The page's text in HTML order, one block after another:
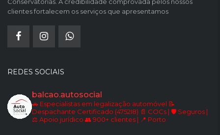
Conservatórias. A credibilidade comprovada pelos nossos
clientes fortalecem os serviços que apresentamos
REDES SOCIAIS
balcao.autosocial
🚗 Especialistas em legalização automóvel 📝
Despachante Certificado (4752I8) 📄 COCs | 🛡️ Seguros |
⚖️ Apoio jurídico 👥 900+ clientes | 📍 Porto